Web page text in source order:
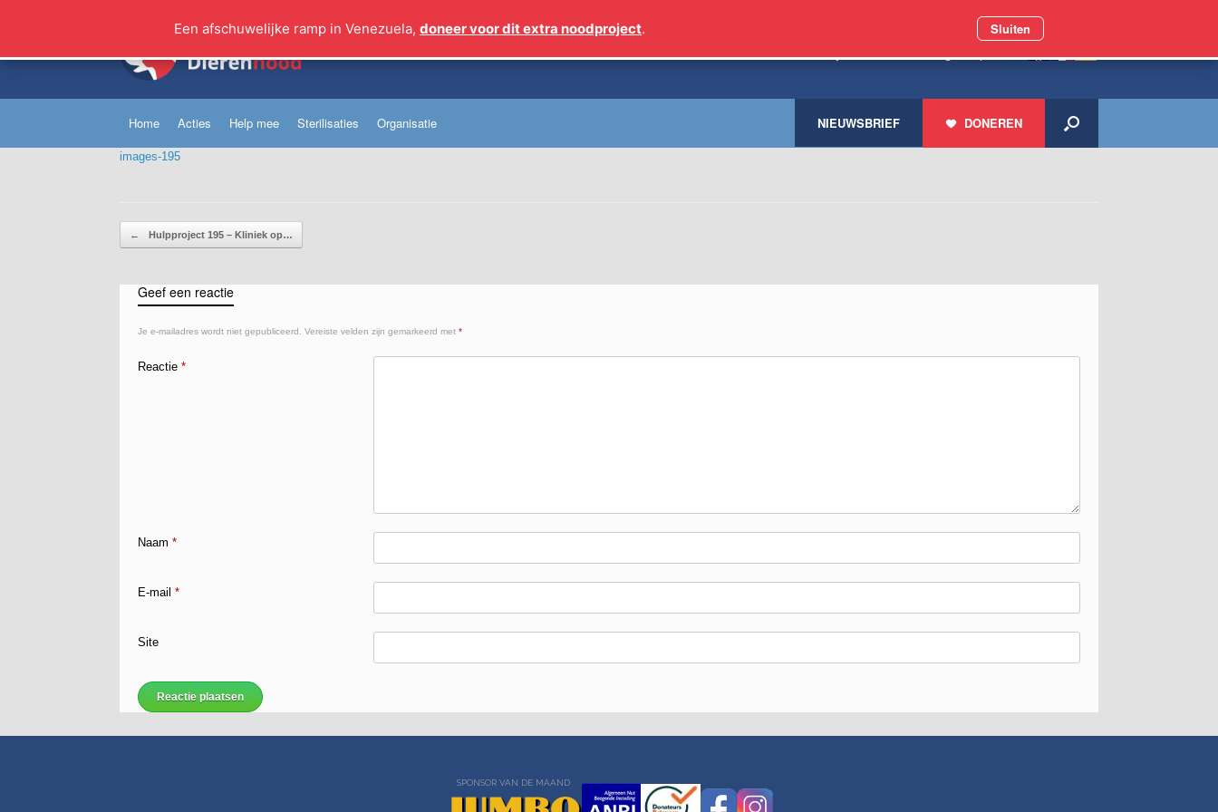
inhoud
Home Acties Help mee Sterilisaties Organisatie DONEREN
NIEUWSBRIEF
images-195
Bericht navigatie
← Hulpproject 195 – Kliniek op…
Geef een reactie
Je e-mailadres wordt niet gepubliceerd. Vereiste velden zijn gemarkeerd met *
Reactie *
Naam *
E-mail *
Site
SPONSOR VAN DE MAAND
Een afschuwelijke ramp in Venezuela, doneer voor dit extra noodproject. Sluiten